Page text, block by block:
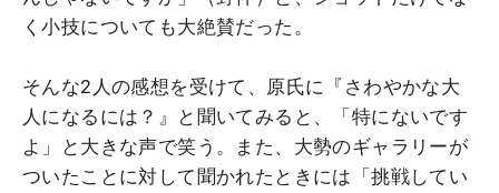
く小技についても大絶賛だった。
そんな2人の感想を受けて、原氏に『さわやかな大
人になるには？』と聞いてみると、「特にないです
よ」と大きな声で笑う。また、大勢のギャラリーが
ついたことに対して聞かれたときには「挑戦してい